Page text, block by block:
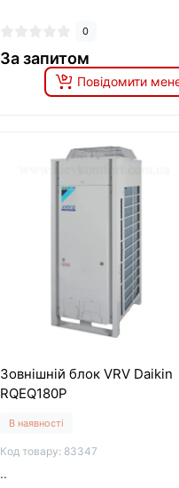
0
За запитом
Повідомити
Зовнішній блок VRV Daikin
RQEQ180P
В наявності
Код товару: 83347
..